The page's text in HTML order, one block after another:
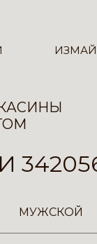
МУЖСКОЙ